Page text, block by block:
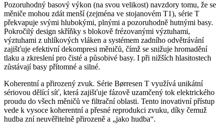
Pozoruhodný basový výkon (na svou velikost) navzdory tomu, že se
měniče mohou zdát menší (zejména ve stojanovém T1), série T
překvapuje svými hlubokými, plnými a pozoruhodně hutnými basy.
Pokročilý design skříňky s blokově frézovanými výztuhami,
výztuhami z uhlíkových vláken a systémem zadního odvětrávání
zajišťuje efektivní dekompresi měničů, čímž se snižuje hromadění
tlaku a zkreslení pro čisté a působivé basy. I při nižších hlasitostech
zůstávají basy přítomné a silné.
Koherentní a přirozený zvuk. Série Børresen T využívá unikátní
sériovou dělící síť, která zajišťuje fázově uzamčený tok elektrického
proudu do všech měničů ve filtrační oblasti. Tento inovativní přístup
vede k vysoce koherentní a přesné reprodukci zvuku, díky čemuž
hudba zní neuvěřitelně přirozeně a „jako hudba“.